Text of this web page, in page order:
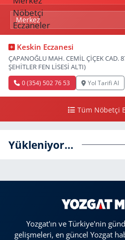
Keskin Eczanesi
ÇAPANOĞLU MAH. CEMİL ÇİÇEK CAD.
ŞEHİTLER FEN LİSESİ ALTI)
0 (354) 502 76 53 Yol Tarifi Al
Tüm Nöbetçi
Yükleniyor...
Yozgat'ın ve Türkiye'nin
gelişmeleri, en güncel Yozgat